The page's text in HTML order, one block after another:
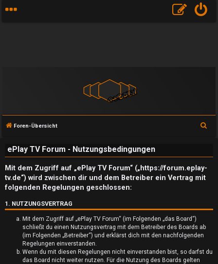
Foren-Übersicht
ePlay TV Forum - Nutzungsbedingungen
Mit dem Zugriff auf „ePlay TV Forum“ („https://forum.eplay-
tv.de“) wird zwischen dir und dem Betreiber ein Vertrag mit
folgenden Regelungen geschlossen:
1. NUTZUNGSVERTRAG
Mit dem Zugriff auf „ePlay TV Forum“ (im Folgenden „das Board“)
schließt du einen Nutzungsvertrag mit dem Betreiber des Boards ab
(im Folgenden „Betreiber“) und erklärst dich mit den nachfolgenden
Regelungen einverstanden.
Wenn du mit diesen Regelungen nicht einverstanden bist, so darfst du
das Board nicht weiter nutzen. Für die Nutzung des Boards gelten